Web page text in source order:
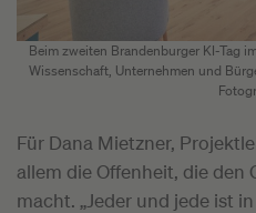
Beim zweiten Brandenburger KI-Tag
Wissenschaft, Unternehmen und
Für Dana Mietzner,
allem die Offenheit, die den
macht. „Jeder und jede ist